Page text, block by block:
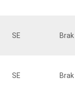
SE Brak
SE Brak